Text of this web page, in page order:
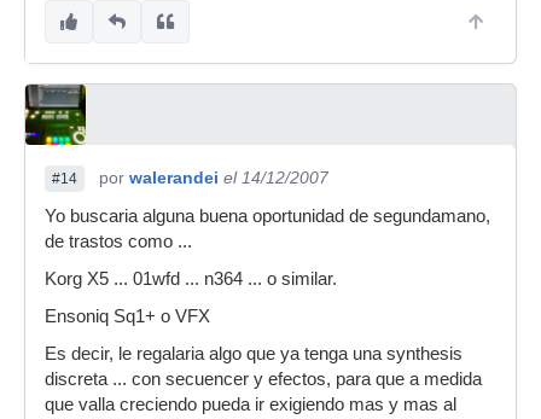
#14 por walerandei el 14/12/2007
Yo buscaria alguna buena oportunidad de segundamano,
de trastos como ...
Korg X5 ... 01wfd ... n364 ... o similar.
Ensoniq Sq1+ o VFX
Es decir, le regalaria algo que ya tenga una synthesis
discreta ... con secuencer y efectos, para que a medida
que valla creciendo pueda ir exigiendo mas y mas al